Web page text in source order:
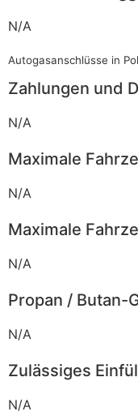
N/A
Autogasanschlüsse in
Zahlungen und
N/A
Maximale
N/A
Maximale
N/A
Propan / Butan-
N/A
Zulässiges
N/A